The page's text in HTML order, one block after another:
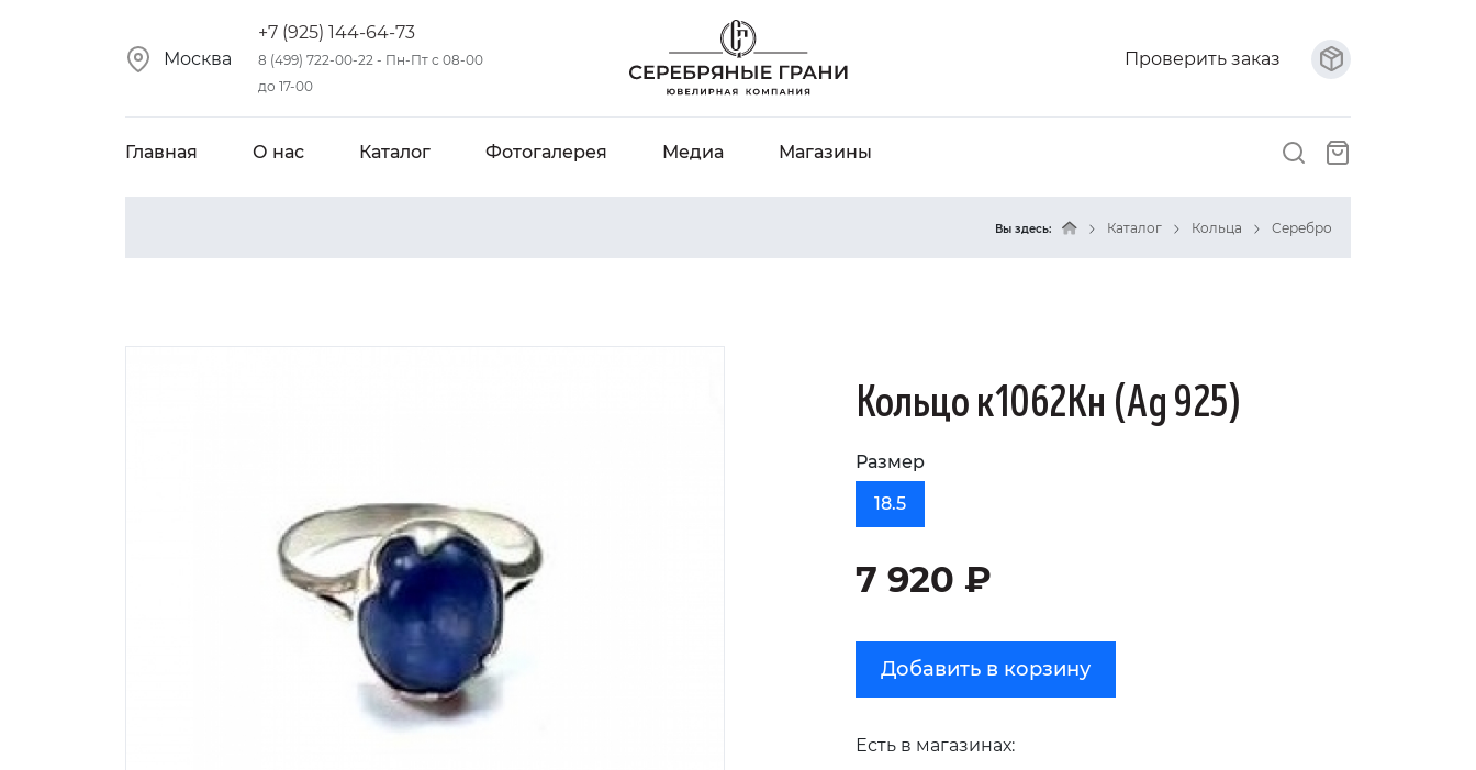
Москва
+7 (925) 144-64-73
8 (499) 722-00-22 - Пн-Пт с 08-00
до 17-00
Проверить заказ
Главная О нас Каталог Фотогалерея Медиа Магазины
Вы здесь: Каталог Кольца Серебро
Кольцо к1062Кн (Ag 925)
Размер
18.5
7 920 ₽
Добавить в корзину
Есть в магазинах: